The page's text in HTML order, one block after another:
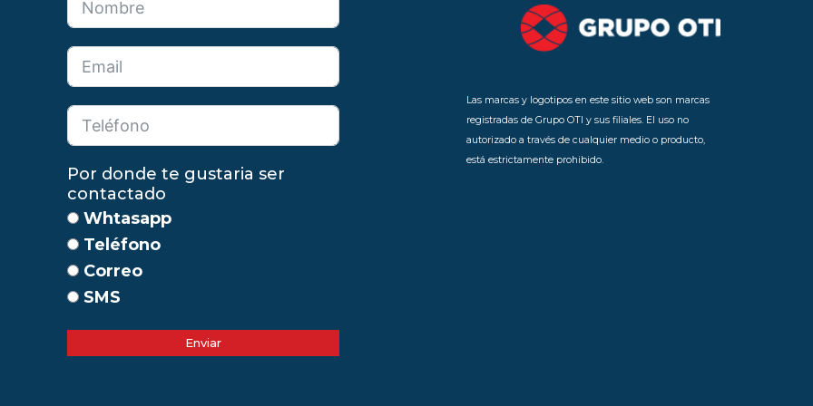
Por donde te gustaria ser
contactado
Whtasapp
Teléfono
Correo
SMS
Enviar
Las marcas y logotipos en este sitio web son marcas
registradas de Grupo OTI y sus filiales. El uso no
autorizado a través de cualquier medio o producto,
está estrictamente prohibido.